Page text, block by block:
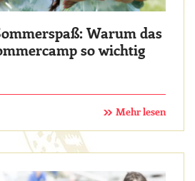
Warum das
so wichtig
Mehr lesen